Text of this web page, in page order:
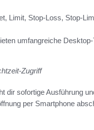
Limit, Stop-Loss, Stop-
umfangreiche
Zugriff
dir sofortige Ausführung
per Smartphone